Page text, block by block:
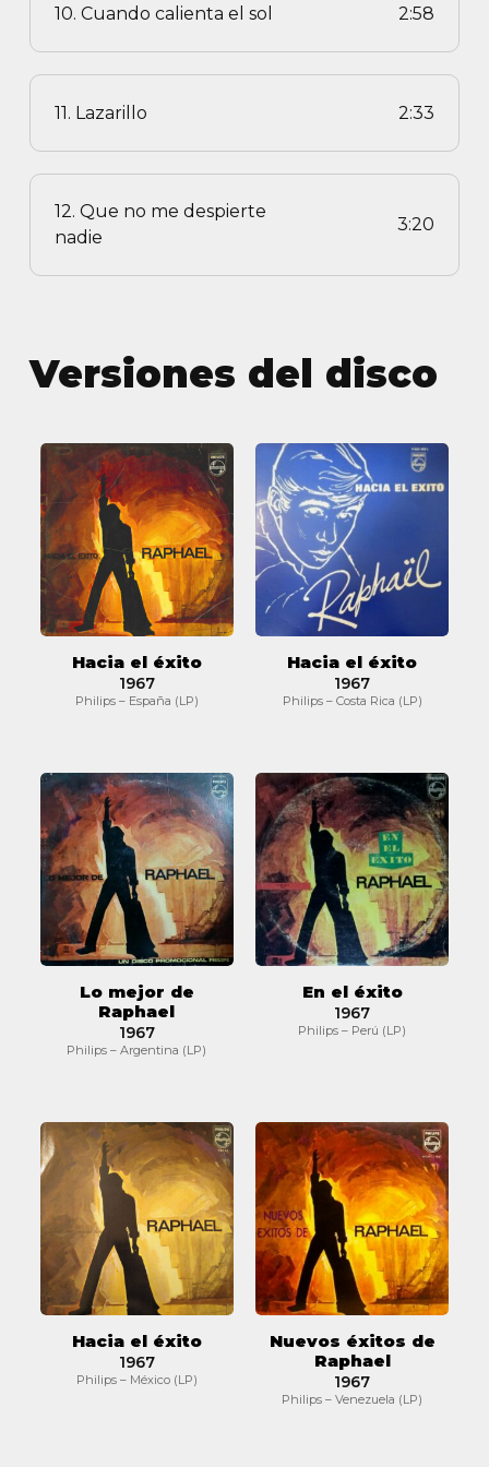
10. Cuando calienta el sol 2:58
11. Lazarillo 2:33
12. Que no me despierte
nadie
3:20
Versiones del disco
Hacia
el
éxito
Hacia el éxito
1967
Philips – España (LP)
Hacia
el
éxito
Hacia el éxito
1967
Philips – Costa Rica (LP)
Lo
mejor
de
Raphael
Lo mejor de
Raphael
1967
Philips – Argentina (LP)
En
el
éxito
En el éxito
1967
Philips – Perú (LP)
Hacia
el
éxito
Hacia el éxito
1967
Philips – México (LP)
Nuevos
éxitos
de
Raphael
Nuevos éxitos de
Raphael
1967
Philips – Venezuela (LP)